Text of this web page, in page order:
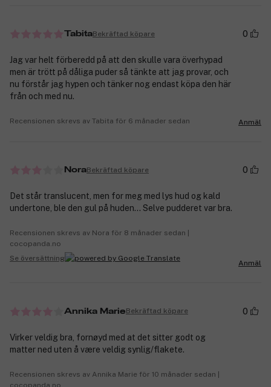
TabitaBekräftad köpare 0
Jag var helt förberedd på att den skulle vara överhypad
men är trött på dåliga puder så tänkte att jag provar, och
nu förstår jag hypen och tänker nog endast köpa den här
från och med nu.
Recensionen skrevs av Tabita för 6 månader sedan Anmäl
NoraBekräftad köpare 0
Det står translucent, men for meg med lys hud og kald
undertone, ble den gul på huden… Selve pudderet var bra.
Recensionen skrevs av Nora för 8 månader sedan |
cocopanda.no
Se översättning
Anmäl
Annika MarieBekräftad köpare 0
Virker veldig bra, fornøyd med at det sitter godt og
matter ned uten å være veldig synlig/flakete.
Recensionen skrevs av Annika Marie för 10 månader sedan |
cocopanda.no